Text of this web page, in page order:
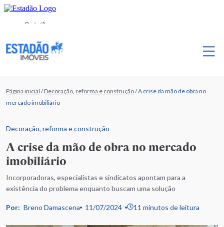
Página inicial /Decoração, reforma e construção/A crise da mão de obra no
mercado imobiliário
Decoração, reforma e construção
A crise da mão de obra no mercado
imobiliário
Incorporadoras, especialistas e sindicatos apontam para a
existência do problema enquanto buscam uma solução
Por: Breno Damascena 11/07/2024 11 minutos de leitura